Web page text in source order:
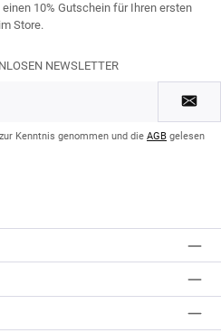
10% Gutschein für Ihren ersten
Store.
NEWSLETTER
zur Kenntnis genommen und die AGB gelesen